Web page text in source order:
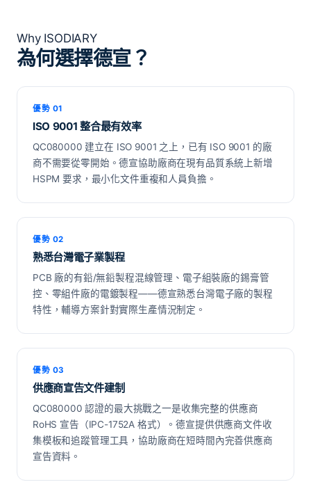
Why ISODIARY
為何選擇德宣？
優勢 01
ISO 9001 整合最有效率
QC080000 建立在 ISO 9001 之上，已有 ISO 9001 的廠
商不需要從零開始。德宣協助廠商在現有品質系統上新增
HSPM 要求，最小化文件重複和人員負擔。
優勢 02
熟悉台灣電子業製程
PCB 廠的有鉛/無鉛製程混線管理、電子組裝廠的錫膏管
控、零組件廠的電鍍製程——德宣熟悉台灣電子廠的製程
特性，輔導方案針對實際生產情況制定。
優勢 03
供應商宣告文件建制
QC080000 認證的最大挑戰之一是收集完整的供應商
RoHS 宣告（IPC-1752A 格式）。德宣提供供應商文件收
集模板和追蹤管理工具，協助廠商在短時間內完善供應商
宣告資料。